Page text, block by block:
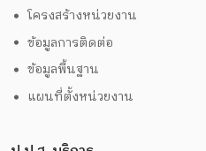
โครงสร้างหน่วยงาน
ข้อมูลการติดต่อ
ข้อมูลพื้นฐาน
แผนที่ตั้งหน่วยงาน